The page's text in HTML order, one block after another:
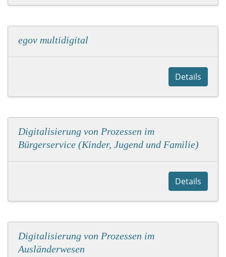
egov multidigital
Details
Digitalisierung von Prozessen im
Bürgerservice (Kinder, Jugend und Familie)
Details
Digitalisierung von Prozessen im
Ausländerwesen